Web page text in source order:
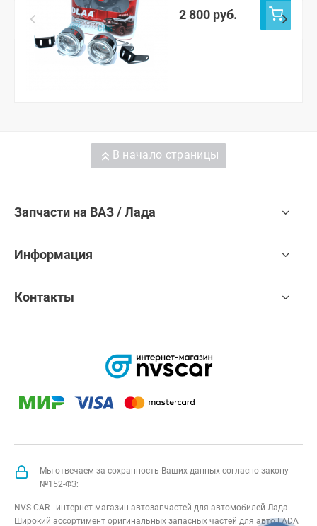
2 800 руб.
В начало страницы
Запчасти на ВАЗ / Лада
Информация
Контакты
Мы отвечаем за сохранность Ваших данных согласно закону
№152-ФЗ:
NVS-CAR - интернет-магазин автозапчастей для автомобилей Лада.
Широкий ассортимент оригинальных запасных частей для авто LADA